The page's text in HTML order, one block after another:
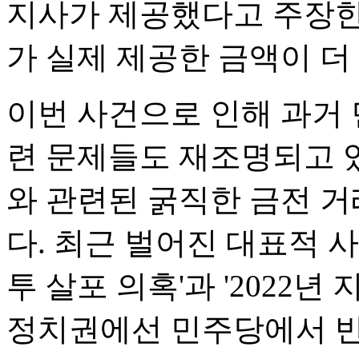
지사가 제공했다고 주장
가 실제 제공한 금액이
이번 사건으로 인해 과거
련 문제들도 재조명되고
와 관련된 굵직한 금전
다. 최근 벌어진 대표적
투 살포 의혹'과 '2022년
정치권에선 민주당에서